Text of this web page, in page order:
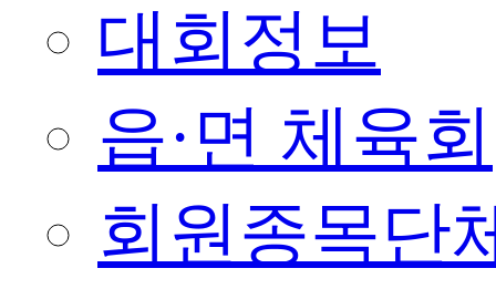
대회정보
읍·면 체육회
회원종목단